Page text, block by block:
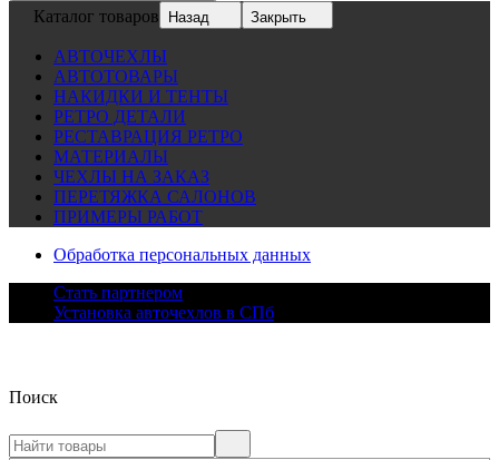
Каталог товаров Назад Закрыть
АВТОЧЕХЛЫ
АВТОТОВАРЫ
НАКИДКИ И ТЕНТЫ
РЕТРО ДЕТАЛИ
РЕСТАВРАЦИЯ РЕТРО
МАТЕРИАЛЫ
ЧЕХЛЫ НА ЗАКАЗ
ПЕРЕТЯЖКА САЛОНОВ
ПРИМЕРЫ РАБОТ
Обработка персональных данных
Стать партнером
Установка авточехлов в СПб
Поиск